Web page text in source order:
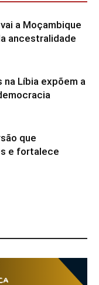
a Moçambique
ancestralidade
na Líbia expõem a
que
e fortalece